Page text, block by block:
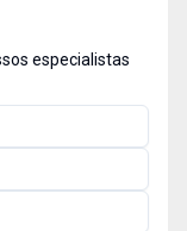
especialistas